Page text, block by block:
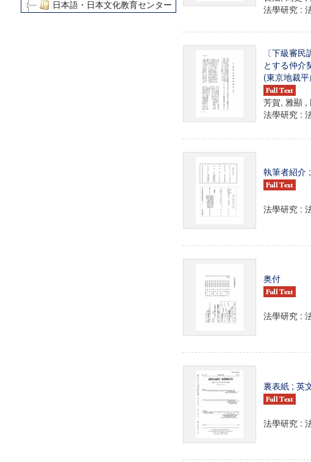
日本語・日本文化教育センター
デジタルメディア・コンテンツ統合研究センター
グローバルリサーチインスティテュート
慶應義塾大学グローバルCOEプログラム市民社会ガバナンス教育研
慶應義塾大学グローバルCOEプログラム論理と感性の先端的教育研
博士課程教育リーディングプログラム「超成熟社会発展のサイエン
法學研究 :
〔下級審
とする仲介
(東京地裁
芳賀, 雅顯 ,
法學研究 :
執筆者紹介
法學研究 :
奥付
法學研究 :
裏表紙 ; 英
法學研究 :